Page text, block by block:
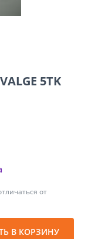
5TK
от
В КОРЗИНУ